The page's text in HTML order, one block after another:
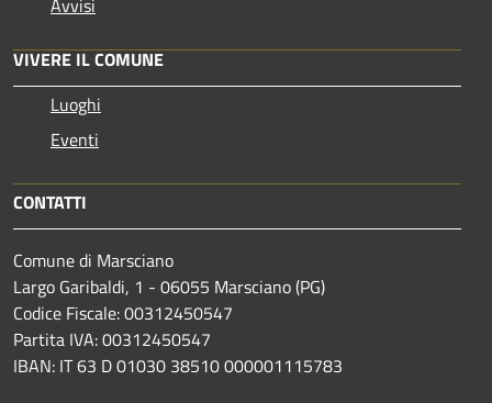
VIVERE IL COMUNE
Luoghi
Eventi
CONTATTI
Comune di Marsciano
Largo Garibaldi, 1 - 06055 Marsciano (PG)
Codice Fiscale: 00312450547
Partita IVA: 00312450547
IBAN: IT 63 D 01030 38510 000001115783